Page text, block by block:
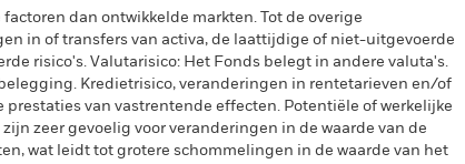
dan ontwikkelde markten. Tot de overige
in of transfers van activa, de laattijdige of niet-uitgevoerde
risico's. Valutarisico: Het Fonds belegt in andere valuta's.
Kredietrisico, veranderingen in rentetarieven en/of
van vastrentende effecten. Potentiële of werkelijke
zeer gevoelig voor veranderingen in de waarde van de
wat leidt tot grotere schommelingen in de waarde van het